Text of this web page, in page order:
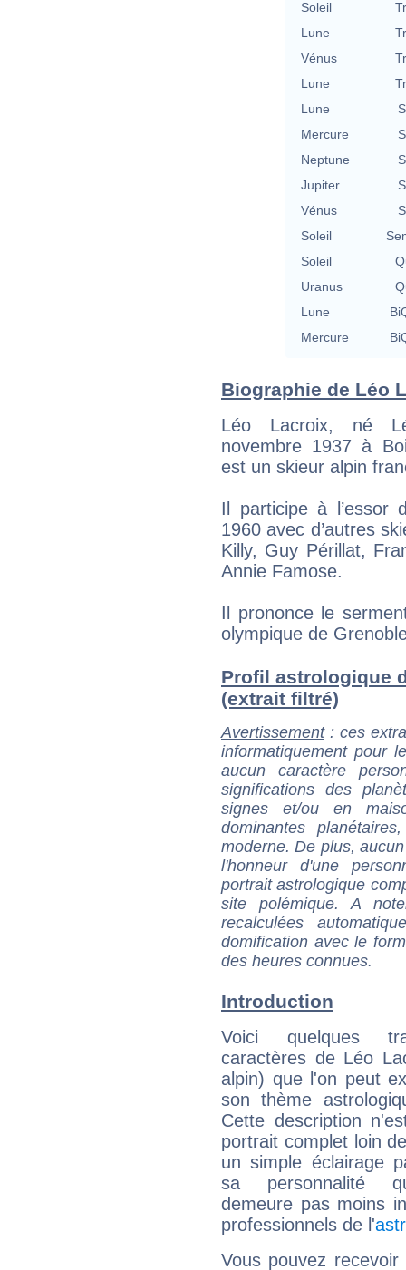
Soleil
Lune
Vénus
Lune
Lune
Mercure
Neptune
Jupiter
Vénus
Soleil
Soleil
Uranus
Lune
Mercure
Biographie de Léo
Léo Lacroix, né
novembre 1937 à
est un skieur alpin
Il participe à l’essor
1960 avec d’autres
Killy, Guy Périllat,
Annie Famose.
Il prononce le
olympique de
Profil astrologique
(extrait filtré)
Avertissement: ces
informatiquement pour
aucun caractère
significations des
signes et/ou en
dominantes
moderne. De plus,
l'honneur d'une
portrait astrologique
site polémique. A
recalculées
domification avec le
des heures connues.
Introduction
Voici quelques
caractères de Léo
alpin) que l'on peut
son thème
Cette description
portrait complet loin
un simple éclairage
sa personnalité
demeure pas moins
professionnels de l'
Vous pouvez